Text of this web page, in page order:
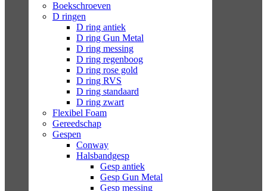
Boekschroeven
D ringen
D ring antiek
D ring Gun Metal
D ring messing
D ring regenboog
D ring rose gold
D ring RVS
D ring standaard
D ring zwart
Flexibel Foam
Gereedschap
Gespen
Conway
Halsbandgesp
Gesp antiek
Gesp Gun Metal
Gesp messing